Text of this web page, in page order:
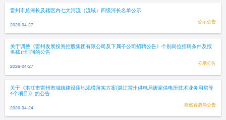
雷州市总河长及辖区内七大河流（流域）四级河长名单公示
2026-04-27 公示公告
关于调整《雷州发展投资控股集团有限公司及下属子公司招聘公告》个别岗位招聘条件及报
名截止时间的公告
2026-04-27 公示公告
关于《湛江市雷州市城镇建设用地规模落实方案(湛江雷州供电局唐家供电所技术业务用房等
4个项目)》的公告
2026-04-24 自然资源局公告